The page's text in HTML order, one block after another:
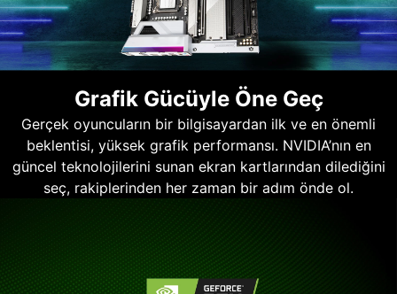
Grafik Gücüyle Öne Geç
Gerçek oyuncuların bir bilgisayardan ilk ve en önemli
beklentisi, yüksek grafik performansı. NVIDIA’nın en
güncel teknolojilerini sunan ekran kartlarından dilediğini
seç, rakiplerinden her zaman bir adım önde ol.